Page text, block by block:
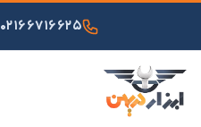
۰۲۱۶۶۷۱۶۶۲۵